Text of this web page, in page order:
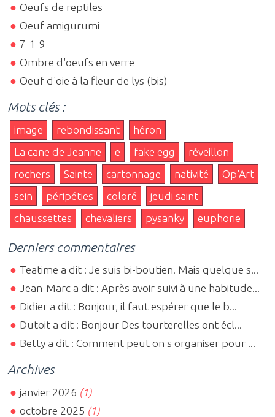
Oeufs de reptiles
Oeuf amigurumi
7-1-9
Ombre d'oeufs en verre
Oeuf d'oie à la fleur de lys (bis)
Mots clés :
image rebondissant
héron
La cane de Jeanne
e fake egg
réveillon
rochers
Sainte cartonnage nativité
Op'Art
sein
péripéties coloré
jeudi saint
chaussettes
chevaliers pysanky euphorie
Derniers commentaires
Teatime a dit : Je suis bi-boutien. Mais quelque s...
Jean-Marc a dit : Après avoir suivi à une habitude...
Didier a dit : Bonjour, il faut espérer que le b...
Dutoit a dit : Bonjour Des tourterelles ont écl...
Betty a dit : Comment peut on s organiser pour ...
Archives
janvier 2026 (1)
octobre 2025 (1)